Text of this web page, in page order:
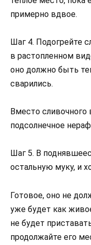
примерно вдвое.
Шаг 4. Подогрейте
в растопленном
оно должно быть
сварились.
Вместо
подсолнечное
Шаг 5. В
остальную муку, и
Готовое, оно не
уже будет как
не будет
продолжайте его